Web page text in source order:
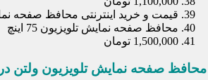
قیمت و خرید اینترنتی محافظ صفحه نمایش
محافظ صفحه نمایش تلویزیون 75 اینچ
1,500,000 تومان
محافظ صفحه نمایش تلویزیون ولتن